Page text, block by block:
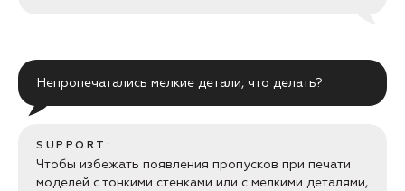
Непропечатались мелкие детали, что делать?
SUPPORT:
Чтобы избежать появления пропусков при печати
моделей с тонкими стенками или с мелкими деталями,